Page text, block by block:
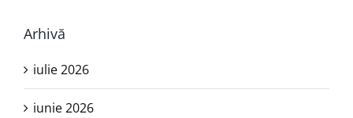
Arhivă
iulie 2026
iunie 2026